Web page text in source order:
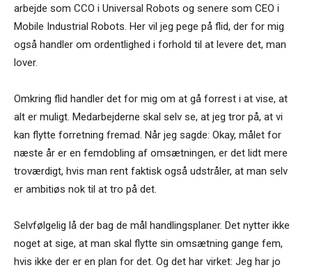
arbejde som CCO i Universal Robots og senere som CEO i
Mobile Industrial Robots. Her vil jeg pege på flid, der for mig
også handler om ordentlighed i forhold til at levere det, man
lover.
Omkring flid handler det for mig om at gå forrest i at vise, at
alt er muligt. Medarbejderne skal selv se, at jeg tror på, at vi
kan flytte forretning fremad. Når jeg sagde: Okay, målet for
næste år er en femdobling af omsætningen, er det lidt mere
troværdigt, hvis man rent faktisk også udstråler, at man selv
er ambitiøs nok til at tro på det.
Selvfølgelig lå der bag de mål handlingsplaner. Det nytter ikke
noget at sige, at man skal flytte sin omsætning gange fem,
hvis ikke der er en plan for det. Og det har virket: Jeg har jo